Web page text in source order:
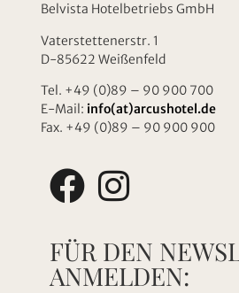
Belvista Hotelbetriebs GmbH
Vaterstettenerstr. 1
D-85622 Weißenfeld
Tel. +49 (0)89 – 90 900 700
E-Mail: info(at)arcushotel.de
Fax. +49 (0)89 – 90 900 900
FÜR DEN
ANMELDEN: